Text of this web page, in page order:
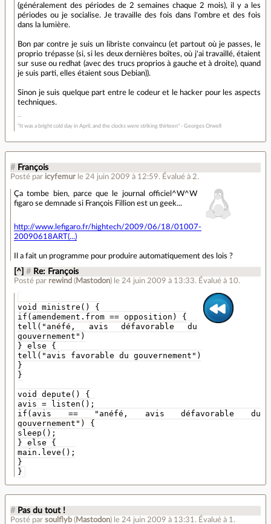
(généralement des périodes de 2 semaines chaque 2 mois), il y a les
périodes ou je socialise. Je travaille des fois dans l'ombre et des fois
dans la lumière.
Bon par contre je suis un libriste convaincu (et partout où je passes, le
proprio trépasse (si, si les deux dernières boîtes, où j'ai travaillé, étaient
sur suse ou redhat (avec des trucs proprios à gauche et à droite), quand
je suis parti, elles étaient sous Debian)).
Sinon je suis quelque part entre le codeur et le hacker pour les aspects
techniques.
"It was a bright cold day in April, and the clocks were striking thirteen" - Georges Orwell
# François
Posté par icyfemur le 24 juin 2009 à 12:59. Évalué à 2.
Ça tombe bien, parce que le journal officiel^W^W
figaro se demnade si François Fillion est un geek...
http://www.lefigaro.fr/hightech/2009/06/18/01007-
20090618ART(...)
Il a fait un programme pour produire automatiquement des lois ?
[^] # Re: François
Posté par rewind ( Mastodon) le 24 juin 2009 à 13:33. Évalué à 10.
void ministre() {
if(amendement.from == opposition) {
tell("anéfé, avis défavorable du
gouvernement")
} else {
tell("avis favorable du gouvernement")
}
}
void depute() {
avis = listen();
if(avis == "anéfé, avis défavorable du
gouvernement") {
sleep();
} else {
main.leve();
}
}
# Pas du tout !
Posté par soulflyb( Mastodon) le 24 juin 2009 à 13:31 . Évalué à 1 .